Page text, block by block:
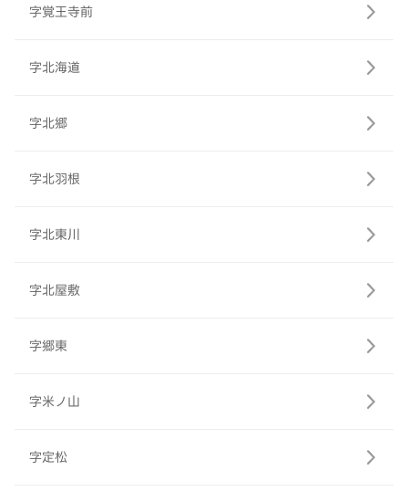
字覚王寺前
字北海道
字北郷
字北羽根
字北東川
字北屋敷
字郷東
字米ノ山
字定松